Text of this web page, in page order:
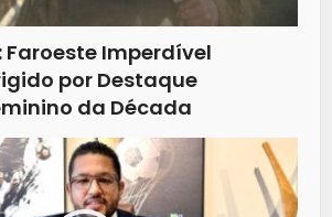
Faroeste Imperdível
por Destaque
da Década